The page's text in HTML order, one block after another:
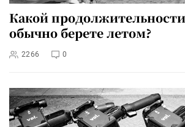
Какой
обычно берете летом?
2266 0